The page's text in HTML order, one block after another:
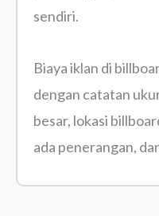
sendiri.
Biaya iklan di
dengan catatan
besar, lokasi
ada penerangan,